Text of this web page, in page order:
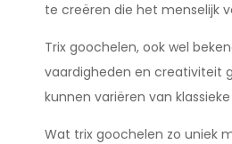
te creëren die het menselijk
Trix goochelen, ook wel
vaardigheden en creativiteit
kunnen variëren van
Wat trix goochelen zo uniek